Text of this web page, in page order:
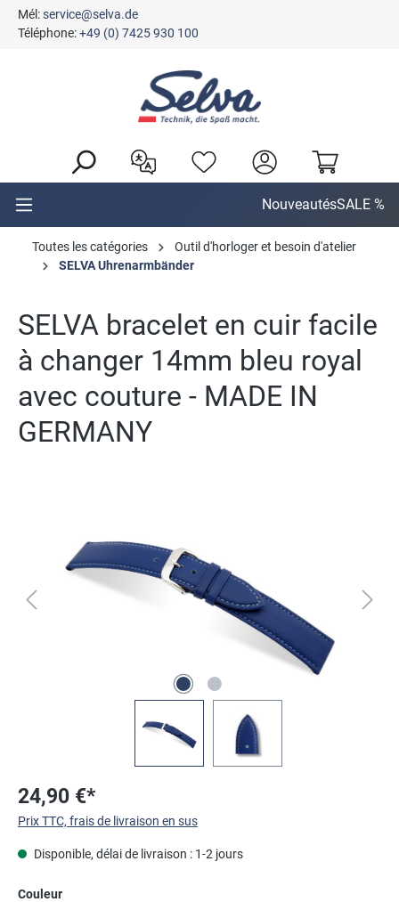
principal
Mél:service@selva.de
Téléphone:+49 (0) 7425 930 100
NouveautésSALE %
Toutes les catégories
Outil d'horloger et besoin d'atelier
SELVA Uhrenarmbänder
SELVA bracelet en cuir facile
à changer 14mm bleu royal
avec couture - MADE IN
GERMANY
24,90 €*
Prix TTC, frais de livraison en sus
Disponible, délai de livraison : 1-2 jours
Sélectionnez
Couleur